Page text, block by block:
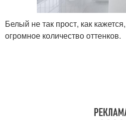
Белый не так прост, как
огромное количество оттенков.